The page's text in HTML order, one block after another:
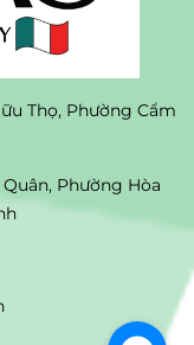
Thọ, Phường Cẩm
Phường Hòa